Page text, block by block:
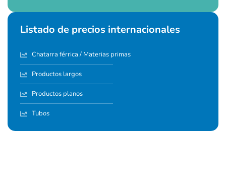
Listado de precios internacionales
Chatarra férrica / Materias primas
Productos largos
Productos planos
Tubos